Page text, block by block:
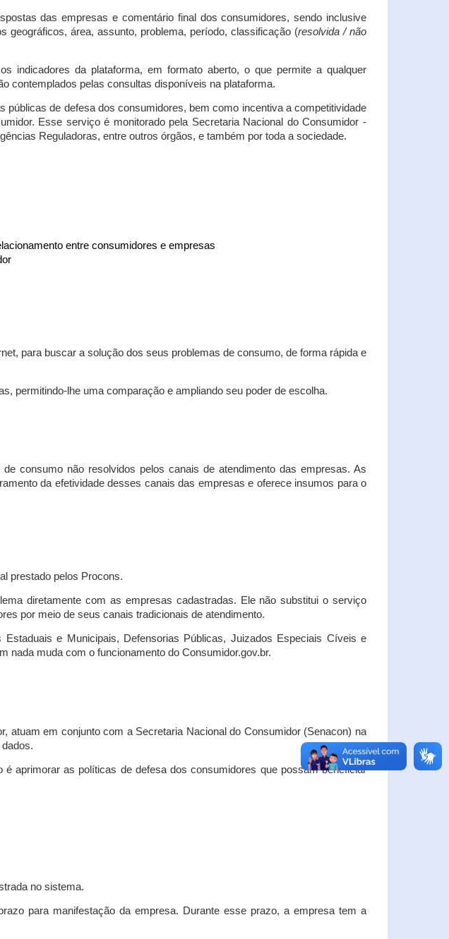
das empresas e comentário final dos consumidores, sendo inclusive
geográficos, área, assunto, problema, período, classificação (resolvida / não
indicadores da plataforma, em formato aberto, o que permite a qualquer
contemplados pelas consultas disponíveis na plataforma.
de defesa dos consumidores, bem como incentiva a competitividade
Esse serviço é monitorado pela Secretaria Nacional do Consumidor -
Reguladoras, entre outros órgãos, e também por toda a sociedade.
entre consumidores e empresas
para buscar a solução dos seus problemas de consumo, de forma rápida e
permitindo-lhe uma comparação e ampliando seu poder de escolha.
consumo não resolvidos pelos canais de atendimento das empresas. As
da efetividade desses canais das empresas e oferece insumos para o
prestado pelos Procons.
diretamente com as empresas cadastradas. Ele não substitui o serviço
por meio de seus canais tradicionais de atendimento.
e Municipais, Defensorias Públicas, Juizados Especiais Cíveis e
nada muda com o funcionamento do Consumidor.gov.br.
em conjunto com a Secretaria Nacional do Consumidor (Senacon) na
aprimorar as políticas de defesa dos consumidores que possam beneficiar
no sistema.
para manifestação da empresa. Durante esse prazo, a empresa tem a